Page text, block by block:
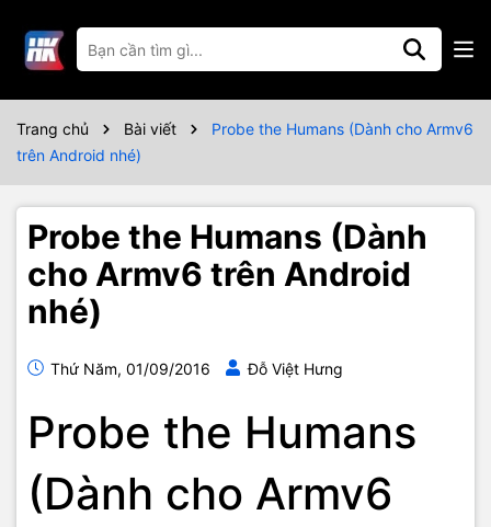
Trang chủ Bài viết
Probe the Humans (Dành cho Armv6
trên Android nhé)
Probe the Humans (Dành
cho Armv6 trên Android
nhé)
Thứ Năm, 01/09/2016 Đỗ Việt Hưng
Probe the Humans
(Dành cho Armv6